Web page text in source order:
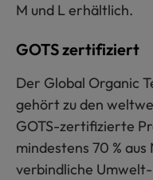
M und L erhältlich.
GOTS zertifiziert
Der Global Organic
gehört zu den
GOTS-zertifizierte
mindestens 70 %
verbindliche